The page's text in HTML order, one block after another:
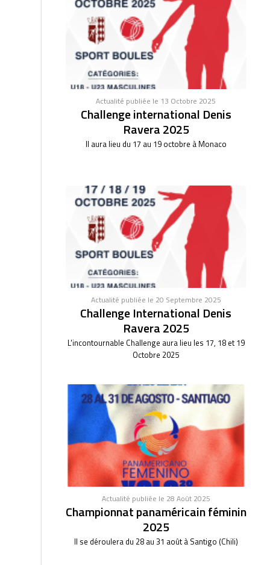
Actualité publiée le 13 Octobre 2025
Challenge international Denis
Ravera 2025
Il aura lieu du 17 au 19 octobre à Monaco
Actualité publiée le 20 Septembre 2025
Challenge International Denis
Ravera 2025
L'incontournable Challenge aura lieu les 17, 18 et 19
Octobre 2025
Actualité publiée le 28 Août 2025
Championnat panaméricain féminin
2025
Il se déroulera du 28 au 31 août à Santigo (Chili)